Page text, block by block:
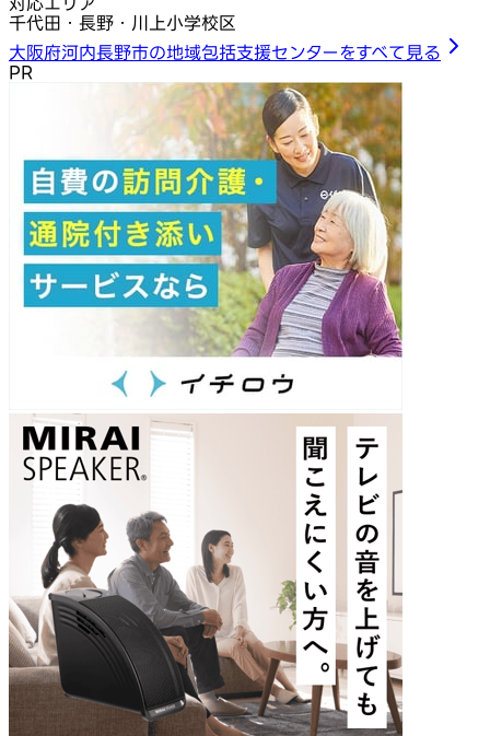
千代田・長野・川上小学校区
大阪府河内長野市の地域包括支援センターをすべて見る
PR